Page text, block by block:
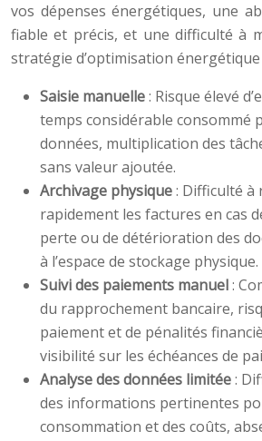
vos dépenses énergétiques, une
fiable et précis, et une difficulté à
stratégie d’optimisation énergétique
Saisie manuelle: Risque élevé
temps considérable consommé
données, multiplication des
sans valeur ajoutée.
Archivage physique: Difficulté
rapidement les factures en cas
perte ou de détérioration des
à l’espace de stockage physique.
Suivi des paiements manuel:
du rapprochement bancaire,
paiement et de pénalités
visibilité sur les échéances de
Analyse des données limitée:
des informations pertinentes
consommation et des coûts,